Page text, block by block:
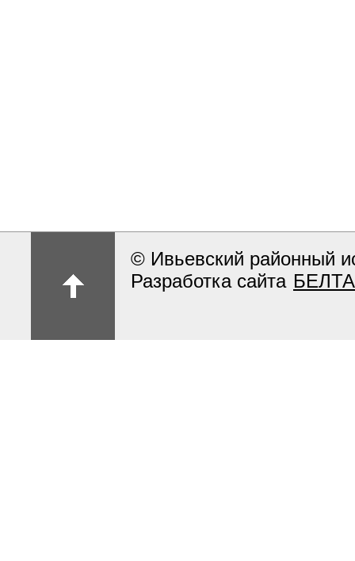
© Ивьевский районный
Разработка сайта БЕЛТА